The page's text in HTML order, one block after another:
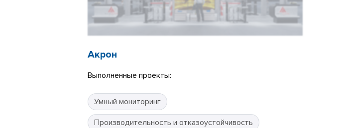
Акрон
Выполненные проекты:
Умный мониторинг
Производительность и отказоустойчивость